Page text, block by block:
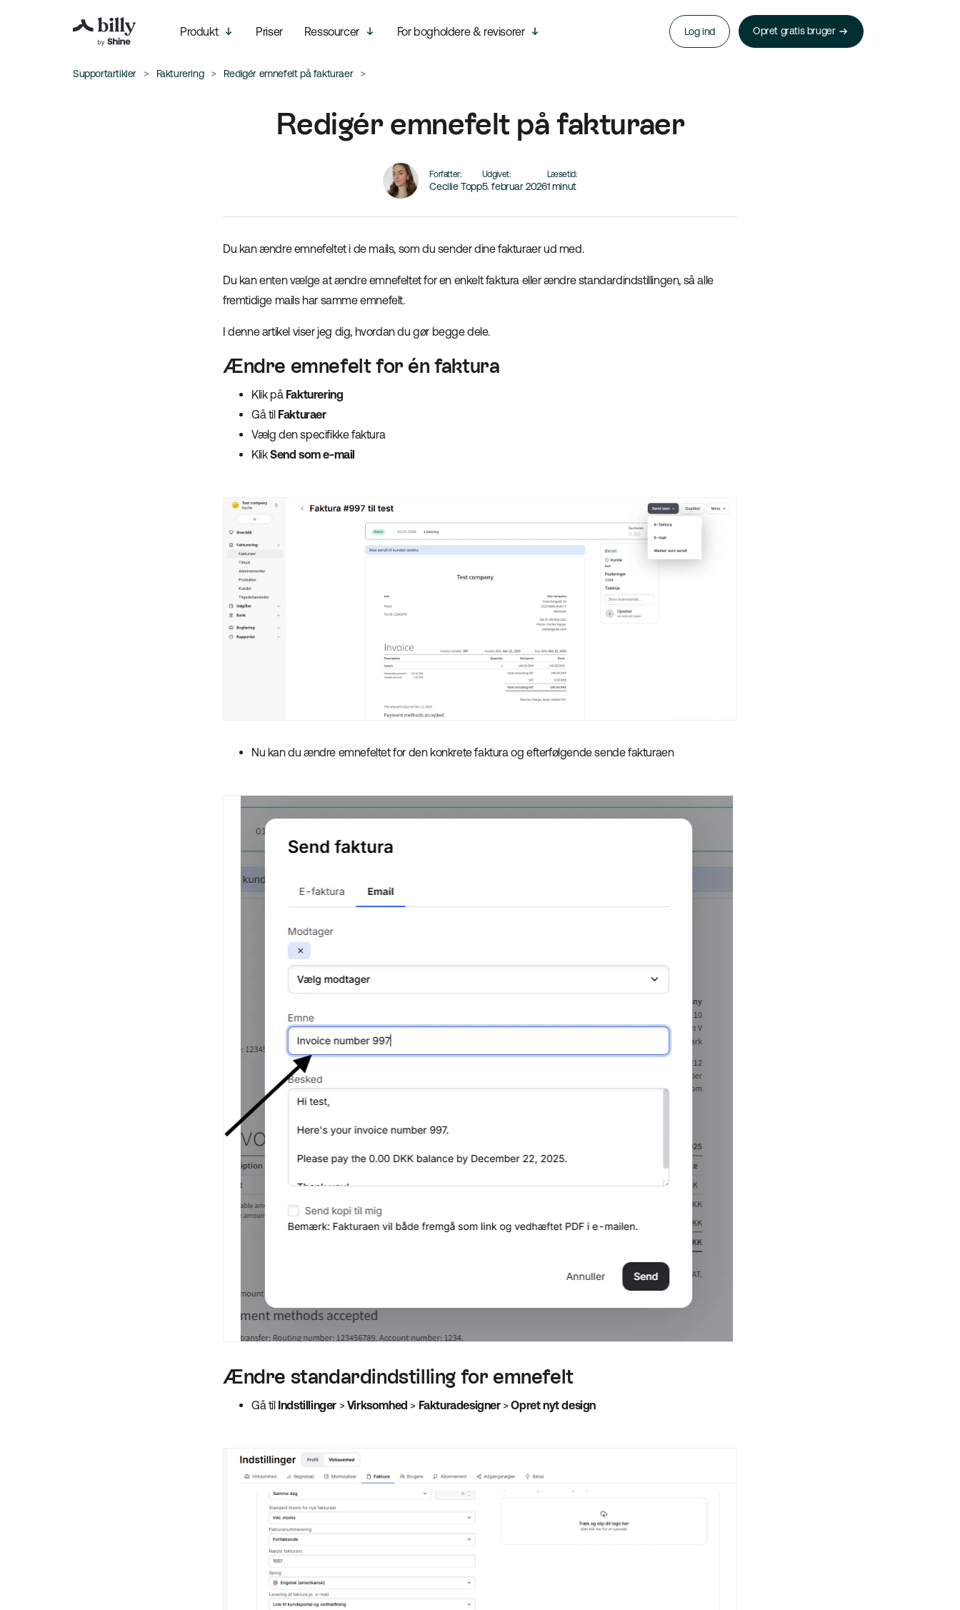
Produkt Priser Ressourcer For bogholdere & revisorer Log ind Opret gratis bruger
Supportartikler Fakturering Redigér emnefelt på fakturaer
Redigér emnefelt på fakturaer
Forfatter:
Cecilie Topp
Udgivet:
5. februar 2026
Læsetid:
1 minut
Du kan ændre emnefeltet i de mails, som du sender dine fakturaer ud med.
Du kan enten vælge at ændre emnefeltet for en enkelt faktura eller ændre standardindstillingen, så alle
fremtidige mails har samme emnefelt.
I denne artikel viser jeg dig, hvordan du gør begge dele.
Ændre emnefelt for én faktura
Klik på Fakturering
Gå til Fakturaer
Vælg den specifikke faktura
KlikSend som e-mail
Nu kan du ændre emnefeltet for den konkrete faktura og efterfølgende sende fakturaen
Ændre standardindstilling for emnefelt
Gå til Indstillinger >Virksomhed > Fakturadesigner>Opret nyt design